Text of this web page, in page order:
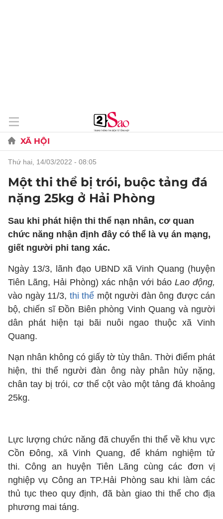
XÃ HỘI
thứ hai, 14/03/2022 - 08:05
Một thi thể bị trói, buộc tảng đá
nặng 25kg ở Hải Phòng
Sau khi phát hiện thi thể nạn nhân, cơ quan
chức năng nhận định đây có thể là vụ án mạng,
giết người phi tang xác.
Ngày 13/3, lãnh đạo UBND xã Vinh Quang (huyện
Tiên Lãng, Hải Phòng) xác nhận với báo Lao động,
vào ngày 11/3, thi thể một người đàn ông được cán
bộ, chiến sĩ Đồn Biên phòng Vinh Quang và người
dân phát hiện tại bãi nuôi ngao thuộc xã Vinh
Quang.
Nạn nhân không có giấy tờ tùy thân. Thời điểm phát
hiện, thi thể người đàn ông này phân hủy nặng,
chân tay bị trói, cơ thể cột vào một tảng đá khoảng
25kg.
Lực lượng chức năng đã chuyển thi thể về khu vực
Cồn Đông, xã Vinh Quang, để khám nghiệm tử
thi. Công an huyện Tiên Lãng cùng các đơn vị
nghiệp vụ Công an TP.Hải Phòng sau khi làm các
thủ tục theo quy định, đã bàn giao thi thể cho địa
phương mai táng.